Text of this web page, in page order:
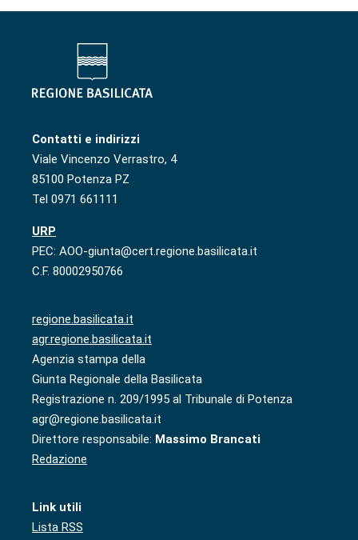
Contatti e indirizzi
Viale Vincenzo Verrastro, 4
85100 Potenza PZ
Tel 0971 661111
URP
PEC: AOO-giunta@cert.regione.basilicata.it
C.F. 80002950766
regione.basilicata.it
agr.regione.basilicata.it
Agenzia stampa della
Giunta Regionale della Basilicata
Registrazione n. 209/1995 al Tribunale di Potenza
agr@regione.basilicata.it
Direttore responsabile: Massimo Brancati
Redazione
Link utili
Lista RSS